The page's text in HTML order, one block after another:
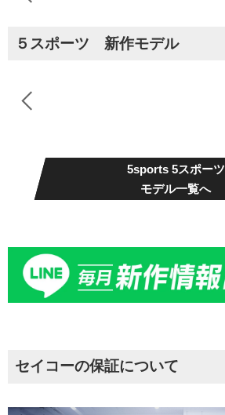
５スポーツ 新作モデル
5sports 5スポーツ
モデル一覧へ
セイコーの保証について